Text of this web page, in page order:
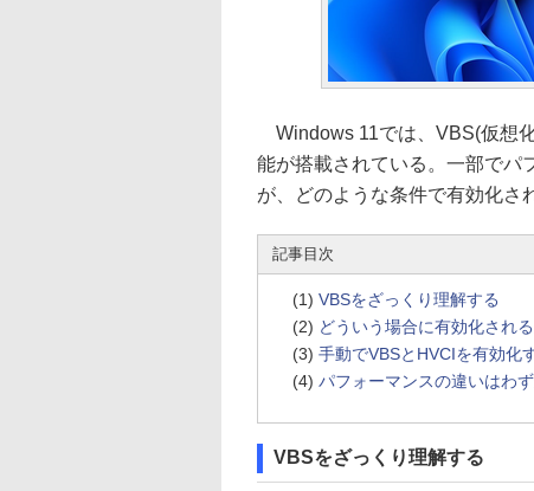
Windows 11では、VBS(仮想
能が搭載されている。一部でパ
が、どのような条件で有効化さ
記事目次
(1) VBSをざっくり理解する
(2) どういう場合に有効化され
(3) 手動でVBSとHVCIを有効化
(4) パフォーマンスの違いはわ
VBSをざっくり理解する